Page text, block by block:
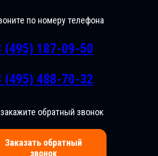
по номеру телефона
(495) 187-09-50
(495) 488-70-32
обратный звонок
Заказать обратный
звонок